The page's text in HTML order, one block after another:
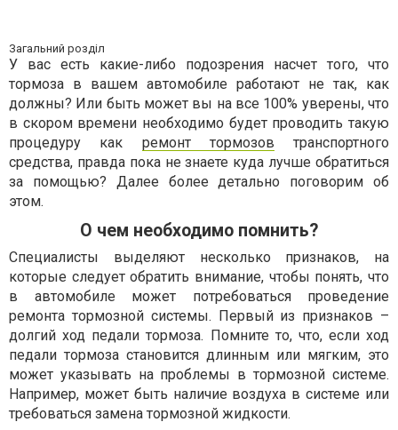
Загальний розділ
У вас есть какие-либо подозрения насчет того, что
тормоза в вашем автомобиле работают не так, как
должны? Или быть может вы на все 100% уверены, что
в скором времени необходимо будет проводить такую
процедуру как ремонт тормозов транспортного
средства, правда пока не знаете куда лучше обратиться
за помощью? Далее более детально поговорим об
этом.
О чем необходимо помнить?
Специалисты выделяют несколько признаков, на
которые следует обратить внимание, чтобы понять, что
в автомобиле может потребоваться проведение
ремонта тормозной системы. Первый из признаков –
долгий ход педали тормоза. Помните то, что, если ход
педали тормоза становится длинным или мягким, это
может указывать на проблемы в тормозной системе.
Например, может быть наличие воздуха в системе или
требоваться замена тормозной жидкости.